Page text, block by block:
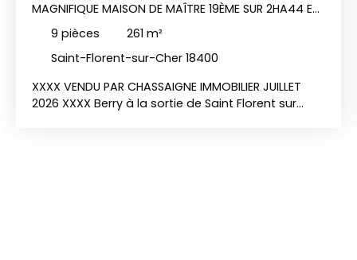
MAGNIFIQUE MAISON DE MAÎTRE 19ÈME SUR 2HA44 EN
BERRY, EXCLUSIVITÉ
9 pièces 261 m²
Saint-Florent-sur-Cher 18400
XXXX VENDU PAR CHASSAIGNE IMMOBILIER JUILLET
2026 XXXX Berry à la sortie de Saint Florent sur